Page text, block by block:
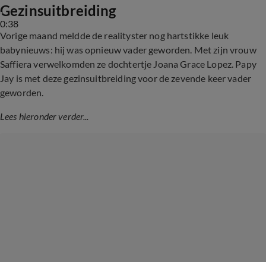
0:38
Gezinsuitbreiding
Vorige maand meldde de realityster nog hartstikke leuk
babynieuws: hij was opnieuw vader geworden. Met zijn vrouw
Saffiera verwelkomden ze dochtertje Joana Grace Lopez. Papy
Jay is met deze gezinsuitbreiding voor de zevende keer vader
geworden.
Lees hieronder verder...